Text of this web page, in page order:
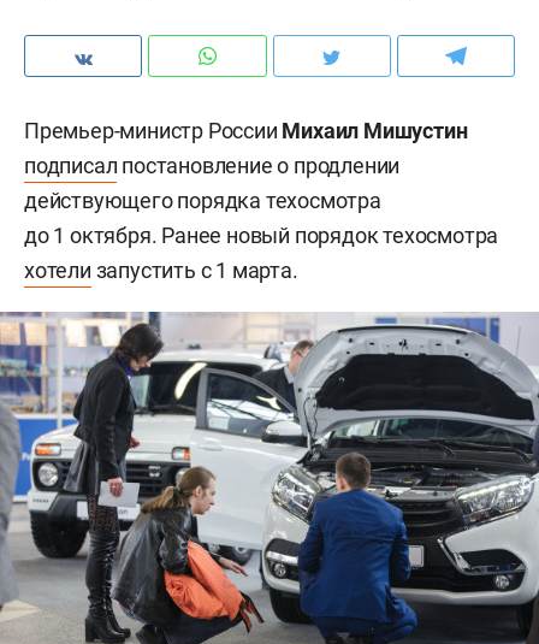
Премьер-министр России Михаил Мишустин
подписал постановление о продлении
действующего порядка техосмотра
до 1 октября. Ранее новый порядок техосмотра
хотели запустить с 1 марта.